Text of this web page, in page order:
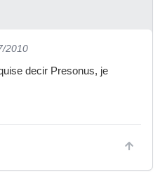
2010
decir Presonus, je